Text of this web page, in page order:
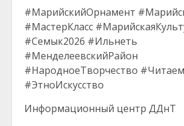
#МарийскийОрнамент
#МастерКласс
#Семык2026 #Ильнеть
#МенделеевскийРайон
#НародноеТворчество
#ЭтноИскусство
Информационный центр ДДнТ